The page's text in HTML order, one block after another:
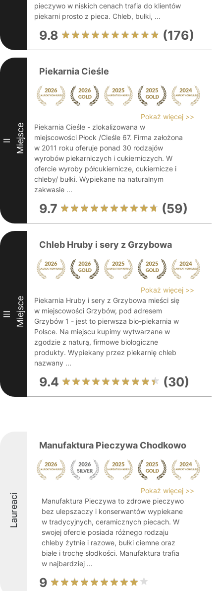
pieczywo w niskich cenach trafia do klientów
piekarni prosto z pieca. Chleb, bułki, ...
9.8 (176)
II Miejsce
Piekarnia Cieśle
Pokaż więcej >>
Piekarnia Cieśle - zlokalizowana w
miejscowości Płock /Cieśle 67. Firma założona
w 2011 roku oferuje ponad 30 rodzajów
wyrobów piekarniczych i cukierniczych. W
ofercie wyroby półcukiernicze, cukiernicze i
chleby/ bułki. Wypiekane na naturalnym
zakwasie ...
9.7 (59)
III Miejsce
Chleb Hruby i sery z Grzybowa
Pokaż więcej >>
Piekarnia Hruby i sery z Grzybowa mieści się
w miejscowości Grzybów, pod adresem
Grzybów 1 - jest to pierwsza bio-piekarnia w
Polsce. Na miejscu kupimy wytwarzane w
zgodzie z naturą, firmowe biologiczne
produkty. Wypiekany przez piekarnię chleb
nazwany ...
9.4 (30)
Laureaci
Manufaktura Pieczywa Chodkowo
Pokaż więcej >>
Manufaktura Pieczywa to zdrowe pieczywo
bez ulepszaczy i konserwantów wypiekane
w tradycyjnych, ceramicznych piecach. W
swojej ofercie posiada różnego rodzaju
chleby żytnie i razowe, bułki ciemne oraz
białe i trochę słodkości. Manufaktura trafia
w najbardziej ...
9